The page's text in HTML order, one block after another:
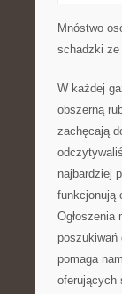
Mnóstwo
schadzki ze
W każdej
obszerną
zachęcają
najbardziej
funkcjonują
poszukiwań
pomaga
oferujących